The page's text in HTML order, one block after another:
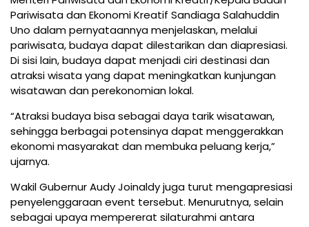
Pariwisata dan Ekonomi Kreatif Sandiaga Salahuddin
Uno dalam pernyataannya menjelaskan, melalui
pariwisata, budaya dapat dilestarikan dan diapresiasi.
Di sisi lain, budaya dapat menjadi ciri destinasi dan
atraksi wisata yang dapat meningkatkan kunjungan
wisatawan dan perekonomian lokal.
“Atraksi budaya bisa sebagai daya tarik wisatawan,
sehingga berbagai potensinya dapat menggerakkan
ekonomi masyarakat dan membuka peluang kerja,”
ujarnya.
Wakil Gubernur Audy Joinaldy juga turut mengapresiasi
penyelenggaraan event tersebut. Menurutnya, selain
sebagai upaya mempererat silaturahmi antara